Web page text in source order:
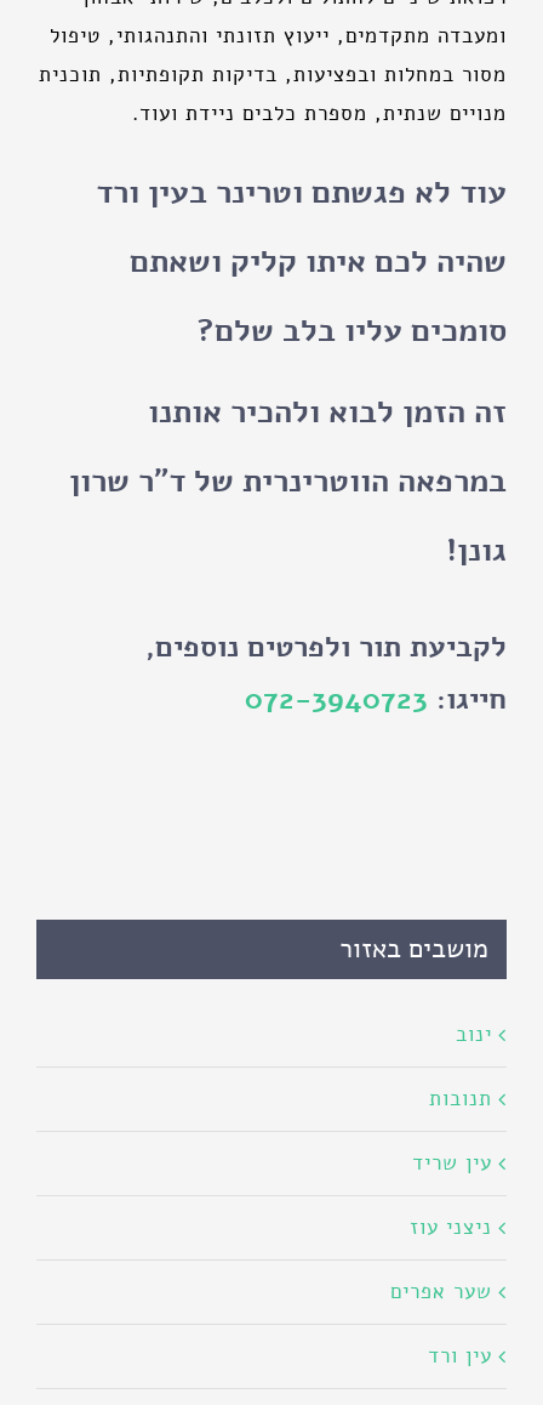
ומעבדה מתקדמים, ייעוץ תזונתי והתנהגותי, טיפול
מסור במחלות ובפציעות, בדיקות תקופתיות, תוכנית
מנויים שנתית, מספרת כלבים ניידת ועוד.
עוד לא פגשתם וטרינר בעין ורד
שהיה לכם איתו קליק ושאתם
סומכים עליו בלב שלם?
זה הזמן לבוא ולהכיר אותנו
במרפאה הווטרינרית של ד"ר שרון
גונן!
לקביעת תור ולפרטים נוספים,
חייגו: 072-3940723
מושבים באזור
ינוב
תנובות
עין שריד
ניצני עוז
שער אפרים
עין ורד